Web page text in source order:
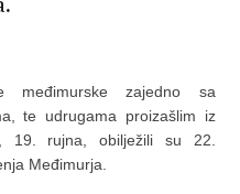
međimurske zajedno sa
te udrugama proizašlim iz
19. rujna, obilježili su 22.
Međimurja.